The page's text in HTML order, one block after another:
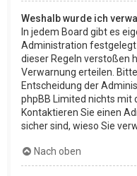
Weshalb wurde ich
In jedem Board gibt es
Administration festgelegt
dieser Regeln verstoßen
Verwarnung erteilen.
Entscheidung der
phpBB Limited nichts mit
Kontaktieren Sie einen
sicher sind, wieso Sie
Nach oben